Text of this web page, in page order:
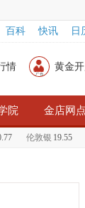
百科 快讯 日
情 黄金
院 金店网点
伦敦银 19.55